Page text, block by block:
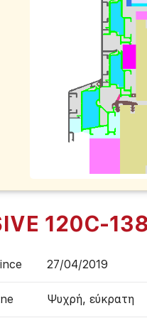
120C-
27/04/2019
Ψυχρή, εύκρατη